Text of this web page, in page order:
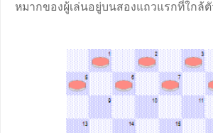
หมากของผู้เล่นอยู่บนสองแถวแรกที่ใกล้